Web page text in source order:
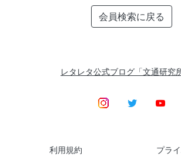
会員検索に戻る
レタレタ公式ブログ「文通研究
利用規約 プラ